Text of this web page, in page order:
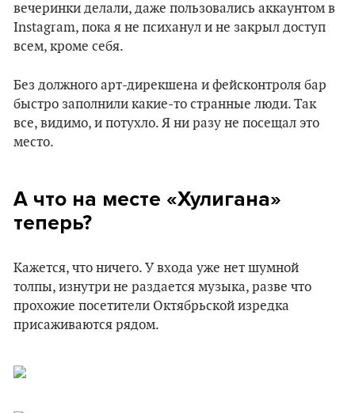
вечеринки делали, даже пользовались аккаунтом в
Instagram, пока я не психанул и не закрыл доступ
всем, кроме себя.
Без должного арт-дирекшена и фейсконтроля бар
быстро заполнили какие-то странные люди. Так
все, видимо, и потухло. Я ни разу не посещал это
место.
А что на месте «‎Хулигана»
теперь?
Кажется, что ничего. У входа уже нет шумной
толпы, изнутри не раздается музыка, разве что
прохожие посетители Октябрьской изредка
присаживаются рядом.